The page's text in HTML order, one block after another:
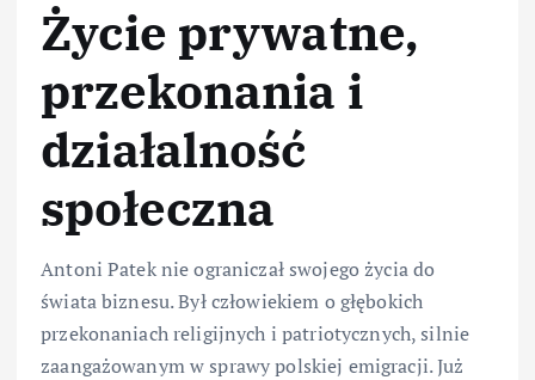
Życie prywatne,
przekonania i
działalność
społeczna
Antoni Patek nie ograniczał swojego życia do
świata biznesu. Był człowiekiem o głębokich
przekonaniach religijnych i patriotycznych, silnie
zaangażowanym w sprawy polskiej emigracji. Już